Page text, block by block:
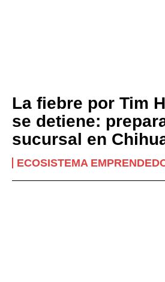
La fiebre por Tim
se detiene:
sucursal en
ECOSISTEMA